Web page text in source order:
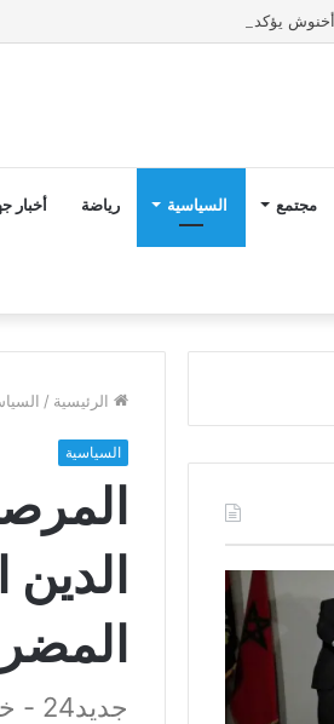
أخنوش يؤكد في المذكرة التوجيهية حول ميزانية 2027 أن ثوابت العدالة الاجتماعية والمجالية خيار استراتيجي للبلاد
مجتمع السياسية رياضة أخبار
الرئيسية /
السياسية
جديد24 - خالد مكيلبة صحفي متدرب